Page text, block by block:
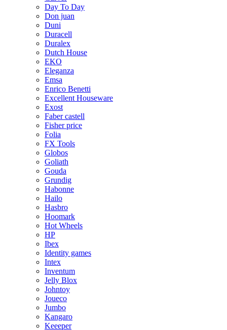
Day To Day
Don juan
Duni
Duracell
Duralex
Dutch House
EKO
Eleganza
Emsa
Enrico Benetti
Excellent Houseware
Exost
Faber castell
Fisher price
Folia
FX Tools
Globos
Goliath
Gouda
Grundig
Habonne
Hailo
Hasbro
Hoomark
Hot Wheels
HP
Ibex
Identity games
Intex
Inventum
Jelly Blox
Johntoy
Joueco
Jumbo
Kangaro
Keeeper